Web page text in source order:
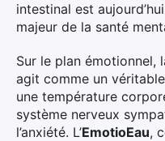
intestinal est
majeur de la santé
Sur le plan émotionnel,
agit comme un
une température
système nerveux
l’anxiété. L’EmotioEau,